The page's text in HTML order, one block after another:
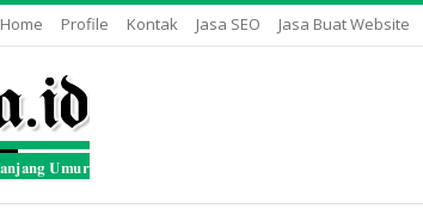
Home Profile Kontak Jasa SEO Jasa Buat Website